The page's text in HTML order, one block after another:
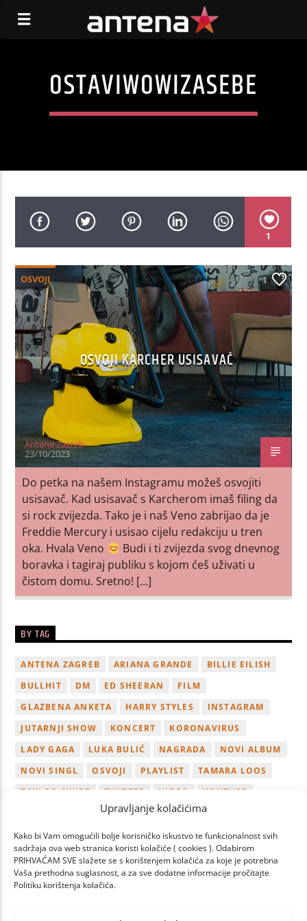
Upravljanje kolačićima
Kako bi Vam omogućili bolje korisničko iskustvo te funkcionalnost svih
sadržaja ova web stranica koristi kolačiće ( cookies ). Odabirom
PRIHVAĆAM SVE slažete se s korištenjem kolačića za koje je potrebna
Vaša prethodna suglasnost, a za sve dodatne informacije pročitajte
Politiku korištenja kolačića.
OSTAVIWOWIZASEBE
1
OSVOJI 1
OSVOJI KARCHER USISAVAČ
Antena Zagreb
23/10/2023
Do petka na našem Instagramu možeš osvojiti
usisavač. Kad usisavač s Karcherom imaš filing da
si rock zvijezda. Tako je i naš Veno zabrijao da je
Freddie Mercury i usisao cijelu redakciju u tren
oka. Hvala Veno
Budi i ti zvijezda svog dnevnog
boravka i tagiraj publiku s kojom ćeš uživati u
čistom domu. Sretno! […]
BY TAG
ANTENA ZAGREB ARIANA GRANDE
BILLIE EILISH
BULLHIT
DM ED SHEERAN
FILM
GLAZBENA ANKETA
HARRY STYLES
INSTAGRAM
JUTARNJI SHOW
KONCERT
KORONAVIRUS
LADY GAGA
LUKA BULIĆ NAGRADA
NOVI ALBUM
NOVI SINGL
OSVOJI PLAYLIST
TAMARA LOOS
TAYLOR SWIFT
TWITTER VIDEO
YOUTUBE